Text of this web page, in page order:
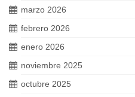
marzo 2026
febrero 2026
enero 2026
noviembre 2025
octubre 2025